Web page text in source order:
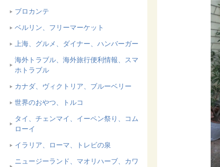
ブロカンテ
ベルリン、フリーマーケット
上海、グルメ、ダイナー、ハンバーガー
海外トラブル、海外旅行便利情報、スマ
ホトラブル
カナダ、ヴィクトリア、ブルーベリー
世界のおやつ、トルコ
タイ、チェンマイ、イーペン祭り、コム
ローイ
イラリア、ローマ、トレビの泉
ニュージーランド、マオリハーブ、カワ